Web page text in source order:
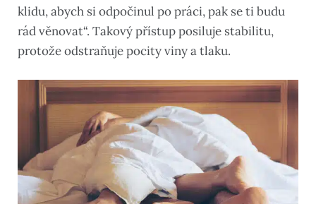
klidu, abych si odpočinul po práci, pak se ti budu
rád věnovat“. Takový přístup posiluje stabilitu,
protože odstraňuje pocity viny a tlaku.